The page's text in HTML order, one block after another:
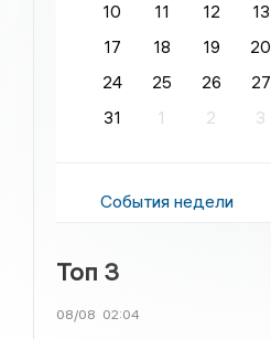
10
11 12 13
17
18 19 20
24
25 26 27
31
1 2 3
События недели
Топ 3
08/08 02:04